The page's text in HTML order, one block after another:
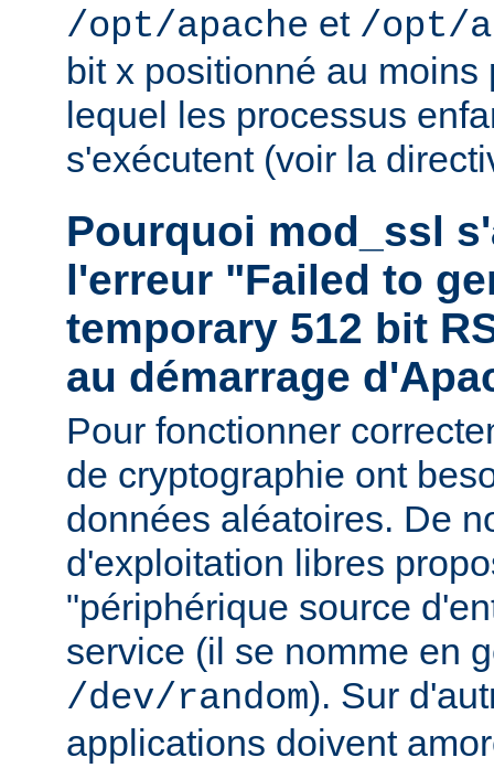
/opt/apache et /opt/
bit x positionné au moins
lequel les processus
s'exécutent (voir la
Pourquoi mod_ssl
l'erreur "Failed to
temporary 512 bit
au démarrage
Pour fonctionner
de cryptographie ont
données aléatoires. De
d'exploitation libres
"périphérique source
service (il se nomme en
/dev/random). Sur
applications doivent